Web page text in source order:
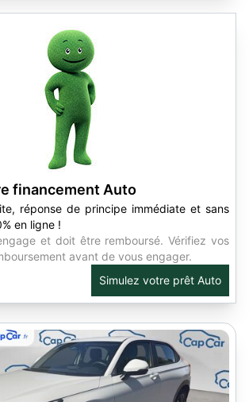
financement Auto
réponse de principe immédiate et sans
en ligne !
et doit être remboursé. Vérifiez vos
avant de vous engager.
Simulez votre prêt Auto